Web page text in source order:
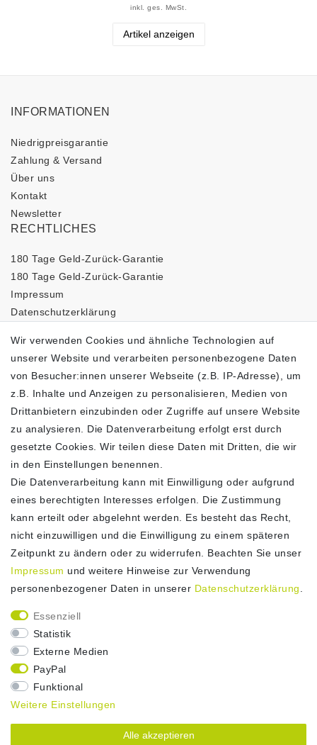
inkl. ges. MwSt.
Artikel anzeigen
INFORMATIONEN
Niedrigpreisgarantie
Zahlung & Versand
Über uns
Kontakt
Newsletter
RECHTLICHES
180 Tage Geld-Zurück-Garantie
180 Tage Geld-Zurück-Garantie
Impressum
Daten­schutz­erklärung
Barrierefreiheitserklärung
Widerrufs­recht
LOGISTIKPARTNER
ZAHLUNG
Wir verwenden Cookies und ähnliche Technologien auf
unserer Website und verarbeiten personenbezogene Daten
von Besucher:innen unserer Webseite (z.B. IP-Adresse), um
z.B. Inhalte und Anzeigen zu personalisieren, Medien von
Drittanbietern einzubinden oder Zugriffe auf unsere Website
zu analysieren. Die Datenverarbeitung erfolgt erst durch
gesetzte Cookies. Wir teilen diese Daten mit Dritten, die wir
in den Einstellungen benennen.
Die Datenverarbeitung kann mit Einwilligung oder aufgrund
eines berechtigten Interesses erfolgen. Die Zustimmung
kann erteilt oder abgelehnt werden. Es besteht das Recht,
nicht einzuwilligen und die Einwilligung zu einem späteren
Zeitpunkt zu ändern oder zu widerrufen. Beachten Sie unser
Impressum und weitere Hinweise zur Verwendung
personenbezogener Daten in unserer Daten­schutz­erklärung
Essenziell
Statistik
Externe Medien
PayPal
Funktional
Weitere Einstellungen
Alle akzeptieren